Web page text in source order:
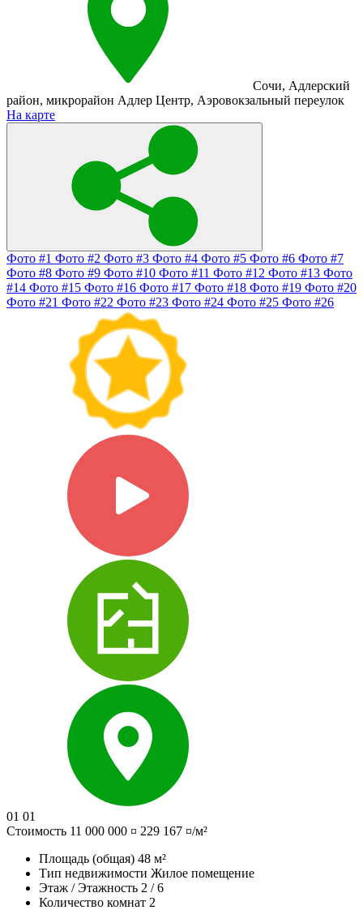
Сочи, Адлерский
район, микрорайон Адлер Центр, Аэровокзальный переулок
На карте
Фото #1 Фото #2 Фото #3 Фото #4 Фото #5 Фото #6 Фото #7
Фото #8 Фото #9 Фото #10 Фото #11 Фото #12 Фото #13 Фото
#14 Фото #15 Фото #16 Фото #17 Фото #18 Фото #19 Фото #20
Фото #21 Фото #22 Фото #23 Фото #24 Фото #25 Фото #26
01 01
Стоимость 11 000 000 ¤ 229 167 ¤/м²
Площадь (общая) 48 м²
Тип недвижимости Жилое помещение
Этаж / Этажность 2 / 6
Количество комнат 2